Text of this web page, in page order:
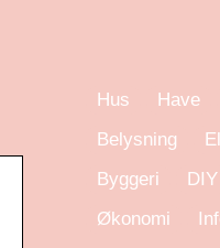
Hus Have
Belysning
Byggeri
DIY
Økonomi